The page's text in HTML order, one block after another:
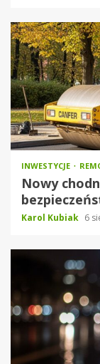
INWESTYCJE
Nowy
Karol Kubiak 6